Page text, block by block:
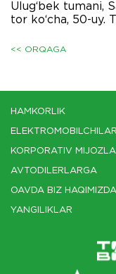
Ulug‘bek tumani,
tor ko‘cha, 50-uy.
<< ORQAGA
HAMKORLIK
KORPORATIV
AVTODILERLARGA
OAVDA BIZ HAQIMIZDA
YANGILIKLAR